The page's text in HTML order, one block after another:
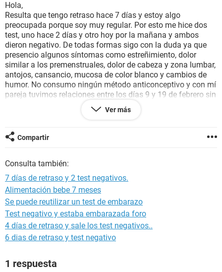
BIENESTAR
SEXUALIDAD
GLOSARIO
Hola,
Resulta que tengo retraso hace 7 días y estoy algo
preocupada porque soy muy regular. Por esto me hice dos
test, uno hace 2 días y otro hoy por la mañana y ambos
dieron negativo. De todas formas sigo con la duda ya que
presencio algunos síntomas como estreñimiento, dolor
similar a los premenstruales, dolor de cabeza y zona lumbar,
antojos, cansancio, mucosa de color blanco y cambios de
humor. No consumo ningún método anticonceptivo y con mí
pareja tuvimos relaciones entre los días 9 y 19 de febrero sin
protección. Mí último sangrado comenzó el 11 de febrero y
fue normal. También luego de nuestra última relación estuve
solo traté con antiespasmódicos.
Ver más
Compartir
Consulta también:
7 días de retraso y 2 test negativos.
Alimentación bebe 7 meses
Se puede reutilizar un test de embarazo
Test negativo y estaba embarazada foro
4 días de retraso y sale los test negativos..
6 dias de retraso y test negativo
1 respuesta